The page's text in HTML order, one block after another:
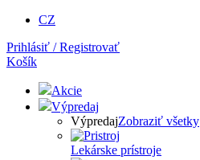
CZ
Prihlásiť / Registrovať
Košík
Akcie
Výpredaj
VýpredajZobraziť všetky
Lekárske prístroje